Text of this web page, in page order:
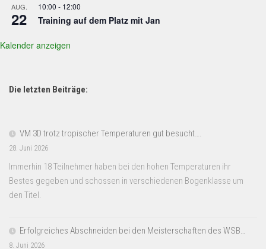
AUG.
22
10:00 - 12:00
Training auf dem Platz mit Jan
Kalender anzeigen
Die letzten Beiträge:
VM 3D trotz tropischer Temperaturen gut besucht….
28. Juni 2026
Immerhin 18 Teilnehmer haben bei den hohen Temperaturen ihr
Bestes gegeben und schossen in verschiedenen Bogenklasse um
den Titel.
Erfolgreiches Abschneiden bei den Meisterschaften des WSB…
8. Juni 2026